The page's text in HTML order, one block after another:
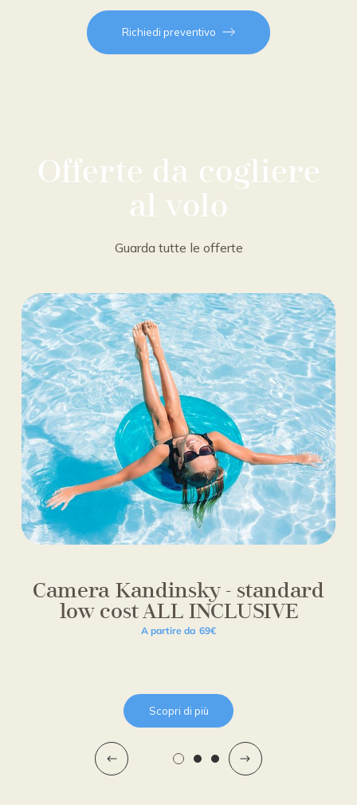
Richiedi preventivo
Offerte da cogliere
al volo
Guarda tutte le offerte
Camera Kandinsky - standard
low cost ALL INCLUSIVE
A partire da 69€
Scopri di più